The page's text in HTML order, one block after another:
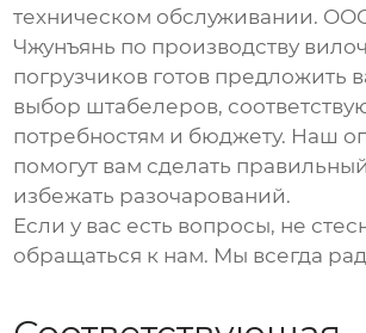
техническом обслуживании.
Чжунъянь по производству
погрузчиков готов предложить
выбор штабелеров,
потребностям и бюджету. Наш
помогут вам сделать
избежать разочарований.
Если у вас есть вопросы, не
обращаться к нам. Мы всегда